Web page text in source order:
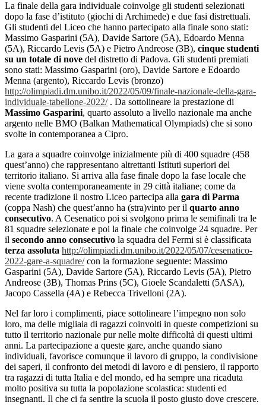
La finale della gara individuale coinvolge gli studenti selezionati
dopo la fase d’istituto (giochi di Archimede) e due fasi distrettuali.
Gli studenti del Liceo che hanno partecipato alla finale sono stati:
Massimo Gasparini (5A), Davide Sartore (5A), Edoardo Menna
(5A), Riccardo Levis (5A) e Pietro Andreose (3B), cinque studenti
su un totale di nove del distretto di Padova. Gli studenti premiati
sono stati: Massimo Gasparini (oro), Davide Sartore e Edoardo
Menna (argento), Riccardo Levis (bronzo)
http://olimpiadi.dm.unibo.it/2022/05/09/finale-nazionale-della-gara-
individuale-tabellone-2022/. Da sottolineare la prestazione di
Massimo Gasparini, quarto assoluto a livello nazionale ma anche
argento nelle BMO (Balkan Mathematical Olympiads) che si sono
svolte in contemporanea a Cipro.
La gara a squadre coinvolge inizialmente più di 400 squadre (458
quest’anno) che rappresentano altrettanti Istituti superiori del
territorio italiano. Si arriva alla fase finale dopo la fase locale che
viene svolta contemporaneamente in 29 città italiane; come da
recente tradizione il nostro Liceo partecipa alla gara di Parma
(coppa Nash) che quest’anno ha (stra)vinto per il quarto anno
consecutivo. A Cesenatico poi si svolgono prima le semifinali tra le
81 squadre selezionate e poi la finale che coinvolge 24 squadre. Per
il secondo anno consecutivo la squadra del Fermi si è classificata
terza assoluta http://olimpiadi.dm.unibo.it/2022/05/07/cesenatico-
2022-gare-a-squadre/con la formazione seguente: Massimo
Gasparini (5A), Davide Sartore (5A), Riccardo Levis (5A), Pietro
Andreose (3B), Thomas Prins (5C), Gioele Scandaletti (5ASA),
Jacopo Cassella (4A) e Rebecca Trivelloni (2A).
Nel far loro i complimenti, piace sottolineare l’impegno non solo
loro, ma delle migliaia di ragazzi coinvolti in queste competizioni su
tutto il territorio nazionale pur nelle molte difficoltà di questi ultimi
anni. La partecipazione a queste gare, anche quando siano
individuali, favorisce comunque il lavoro di gruppo, la condivisione
dei saperi, il confronto dei metodi di lavoro e di pensiero, il rapporto
tra ragazzi di tutta Italia e del mondo, ed ha sempre una ricaduta
molto positiva su tutta la popolazione scolastica: studenti ed
insegnanti. Il che ci fa sentire la scuola il posto giusto dove crescere.